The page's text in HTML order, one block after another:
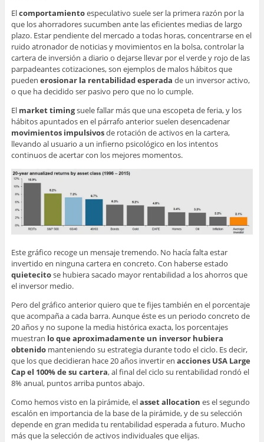
Elcomportamientoespeculativo suele ser la primera razón por la
que los ahorradores sucumben ante las eficientes medias de largo
plazo. Estar pendiente del mercado a todas horas, concentrarse en el
ruido atronador de noticias y movimientos en la bolsa, controlar la
cartera de inversión a diario o dejarse llevar por el verde y rojo de las
parpadeantes cotizaciones, son ejemplos de malos hábitos que
pueden erosionar la rentabilidad esperada de un inversor activo,
o que ha decidido ser pasivo pero que no lo cumple.
El market timingsuele fallar más que una escopeta de feria, y los
hábitos apuntados en el párrafo anterior suelen desencadenar
movimientos impulsivosde rotación de activos en la cartera,
llevando al usuario a un infierno psicológico en los intentos
continuos de acertar con los mejores momentos.
Este gráfico recoge un mensaje tremendo. No hacía falta estar
invertido en ninguna cartera en concreto. Con haberse estado
quietecitose hubiera sacado mayor rentabilidad a los ahorros que
el inversor medio.
Pero del gráfico anterior quiero que te fijes también en el porcentaje
que acompaña a cada barra. Aunque éste es un periodo concreto de
20 años y no supone la media histórica exacta, los porcentajes
muestran lo que aproximadamente un inversor hubiera
obtenidomanteniendo su estrategia durante todo el ciclo. Es decir,
que los que decidieran hace 20 años invertir en acciones USA Large
Cap el 100% de su cartera, al final del ciclo su rentabilidad rondó el
8% anual, puntos arriba puntos abajo.
Como hemos visto en la pirámide, elasset allocation es el segundo
escalón en importancia de la base de la pirámide, y de su selección
depende en gran medida tu rentabilidad esperada a futuro. Mucho
más que la selección de activos individuales que elijas.